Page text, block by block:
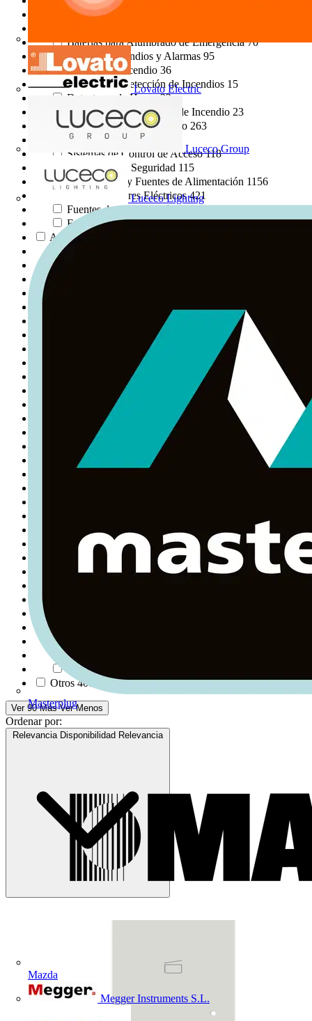
Lovato Electric
Luceco Group
Luceco Lighting
Masterplug
Mazda
Megger Instruments S.L.
Lámparas Especiales
Baterías para Alumbrado de Emergencia70
Detección de Incendios y Alarmas 95
Alarmas de Incendio 36
Sistemas de Detección de Incendios 15
Detectores de Humo22
Accesorios para Alarmas de Incendio 23
Seguridad y Control de Acceso 263
Sistemas CCTV34
Sistemas de Control de Acceso118
Accesorios de Seguridad 115
Transformadores y Fuentes de Alimentación 1156
Transformadores Eléctricos421
Fuentes de Alimentación
726
Fuentes de Alimentación en Carril DIN21
Automatización y Control de Edificios
Energía Renovable y Recarga de VE93
Puntos de Recarga para VE
Sistemas de Almacenamiento de Energía
12
Monitorización Energética
Componentes Electrónicos
169
Condensadores
Transistores
112
2822
Semiconductores
657
Inductores
Envolventes para Exterior688
Equipos de Seguridad e Indumentaria
1
Equipos de Protección Individual1
Suministros y Consumibles de Obra1676
Informática y Periféricos
Periféricos
Redes
Otros4089
Ver 90 Más Ver Menos
Ordenar por:
Relevancia Disponibilidad Relevancia